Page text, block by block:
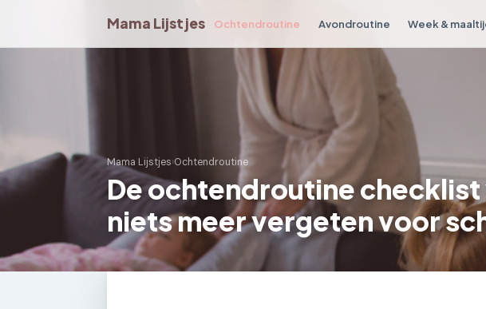
Mama Lijstjes Ochtendroutine Avondroutine Week &
Mama Lijstjes›Ochtendroutine
De ochtendroutine
niets meer vergeten voor